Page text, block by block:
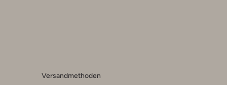
Versandmethoden